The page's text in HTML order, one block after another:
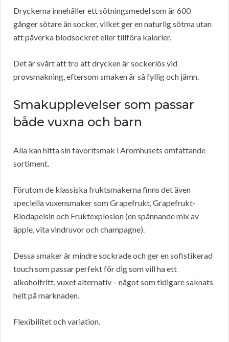
Dryckerna innehåller ett sötningsmedel som är 600
gånger sötare än socker, vilket ger en naturlig sötma utan
att påverka blodsockret eller tillföra kalorier.
Det är svårt att tro att drycken är sockerlös vid
provsmakning, eftersom smaken är så fyllig och jämn.
Smakupplevelser som passar
både vuxna och barn
Alla kan hitta sin favoritsmak i Aromhusets omfattande
sortiment.
Förutom de klassiska fruktsmakerna finns det även
speciella vuxensmaker som Grapefrukt, Grapefrukt-
Blodapelsin och Fruktexplosion (en spännande mix av
äpple, vita vindruvor och champagne).
Dessa smaker är mindre sockrade och ger en sofistikerad
touch som passar perfekt för dig som vill ha ett
alkoholfritt, vuxet alternativ – något som tidigare saknats
helt på marknaden.
Flexibilitet och variation.